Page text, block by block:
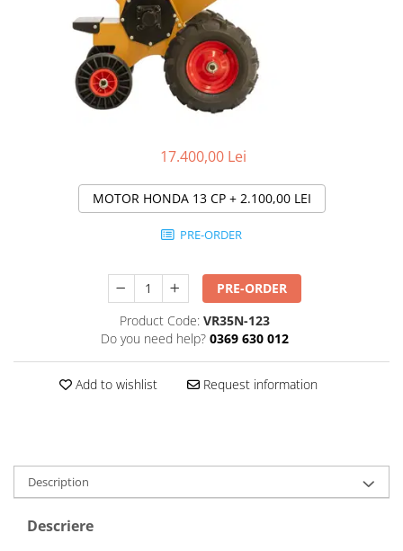
Polizoare de cioturi pomi
Tocatoare electrice
Tocatoare hidraulice
Tocatoare pe benzina
Utilaje de fabricat peleti
Transpaleti si stivuitoare
Trolii forestiere
Incarcatoare frontale
Masini batut stalpi
Masini de sapat santuri
Motocultoare si accesorii
Utilaje sapat si prasit
17.400,00 Lei
MOTOR HONDA 13 CP+ 2.100,00 LEI
PRE-ORDER
PRE-ORDER
Product Code: VR35N-123
Do you need help? 0369 630 012
Add to wishlist Request information
Description
Descriere